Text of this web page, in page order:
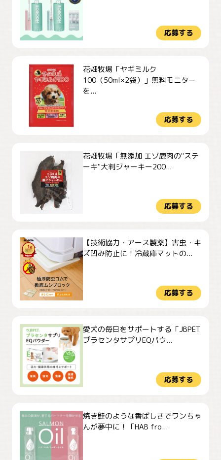
応募する
花畑牧場「ヤギミルク
100（50ml×2袋）」無料モニター
を...
応募する
花畑牧場「無添加 エゾ鹿肉の"ステ
ーキ"大判ジャーキー200...
応募する
【技術協力・アース製薬】害虫・キ
ズ凹み防止に！冷蔵庫マットの...
応募する
愛犬の毎日をサポートする「JBPET
プラセンタサプリEQパウ...
応募する
焼き鮭のような香ばしさでワンちゃ
んが夢中に！「HAB fro...